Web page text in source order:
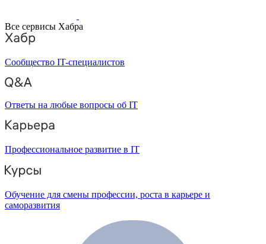
Все сервисы Хабра
Сообщество IT-специалистов
Ответы на любые вопросы об IT
Профессиональное развитие в IT
Обучение для смены профессии, роста в карьере и
саморазвития